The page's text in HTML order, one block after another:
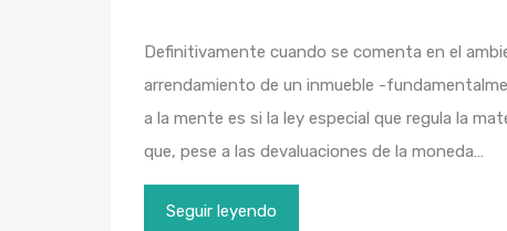
Definitivamente cuando se comenta en el
arrendamiento de un inmueble -
a la mente es si la ley especial que regula la
que, pese a las devaluaciones de la moneda…
Seguir leyendo